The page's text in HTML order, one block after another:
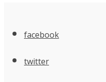
facebook
twitter